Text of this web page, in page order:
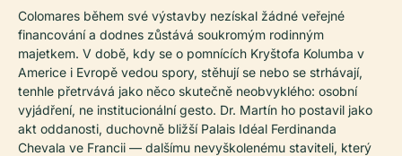
Colomares během své výstavby nezískal žádné veřejné
financování a dodnes zůstává soukromým rodinným
majetkem. V době, kdy se o pomnících Kryštofa Kolumba v
Americe i Evropě vedou spory, stěhují se nebo se strhávají,
tenhle přetrvává jako něco skutečně neobvyklého: osobní
vyjádření, ne institucionální gesto. Dr. Martín ho postavil jako
akt oddanosti, duchovně bližší Palais Idéal Ferdinanda
Chevala ve Francii — dalšímu nevyškolenému staviteli, který